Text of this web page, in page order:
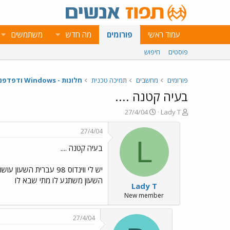
עמוד ראשי פורומים מה חדש משתמשים
פוסטים חיפוש
פורומים מחשבים תמיכה טכנית חלונות - Windows ודפדפנים
בעיה קטנה ....
פ
ו
Lady T
פ
ו
ר
ב
א
ר
י
ך
27/4/04
L
Lady T
New member
27/4/04
בעיה קטנה ....
יש לי ווינדוס 98 עברית השעון עושה בעיות חיפשתי בשאלות הנפוצות ואין פתרון בשבילי המקום לסמן שעון אינטרנט חסום ואין אפשרות להסיר את ה
השעון משתגע לו מתי שבא לו
27/4/04